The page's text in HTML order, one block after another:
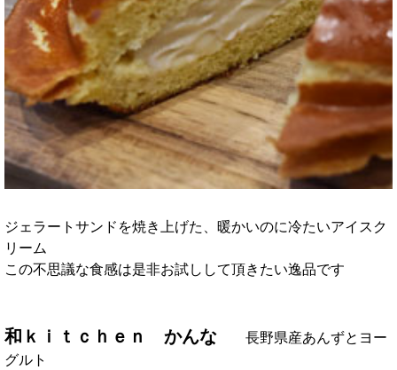
ジェラートサンドを焼き上げた、暖かいのに冷たいアイスク
リーム
この不思議な食感は是非お試しして頂きたい逸品です
和ｋｉｔｃｈｅｎ かんな 長野県産あんずとヨー
グルト